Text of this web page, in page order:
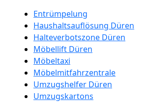
Entrümpelung
Haushaltsauflösung Düren
Halteverbotszone Düren
Möbellift Düren
Möbeltaxi
Möbelmitfahrzentrale
Umzugshelfer Düren
Umzugskartons